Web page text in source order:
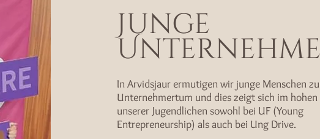
Junge
In Arvidsjaur ermutigen wir junge Menschen
Unternehmertum und dies zeigt sich im hohen
unserer Jugendlichen sowohl bei UF (Young
Entrepreneurship) als auch bei Ung Drive.